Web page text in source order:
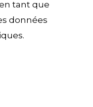
tant que
données